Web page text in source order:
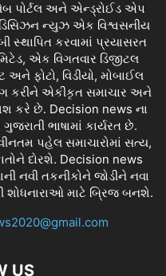
પોર્ટલ અને એન્ડ્રોઈડ એપ
ન્યુઝ એક વિશ્વસનીય
સ્થાપિત કરવામાં પ્રયાસરત
એક વિગતવાર ડિજીટલ
ફોટો, વિડીયો, મોબાઈલ
કરીને એકીકૃત સમાચાર અને
કરે છે. Decision news ના
ભાષામાં કાર્યરત છે.
પહેલ સમાચારોમાં સત્ય,
દોરશે. Decision news
નવી તકનીકોને જોડીને નવા
શોધનારાઓ માટે બ્રિજ બનશે.
US